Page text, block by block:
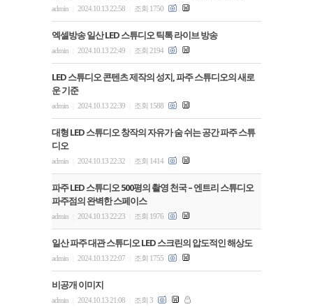
admin 2024.10.13 22:58 조회 1750
엑셀방송 일산 LED 스튜디오 틱톡 라이브 방송
admin 2024.10.13 22:49 조회 2194
LED 스튜디오 콘텐츠 제작의 성지, 파주 스튜디오의 새로
운 기준
admin 2024.10.13 22:39 조회 1588
대형 LED 스튜디오 창작의 자유가 숨 쉬는 공간 파주 스튜
디오
admin 2024.10.13 22:32 조회 1414
파주 LED 스튜디오 500평의 촬영 천국 – 엔트리 스튜디오
파주점의 완벽한 스페이스
admin 2024.10.13 22:23 조회 1976
일산 파주 대관 스튜디오 LED 스크린의 압도적인 해상도
admin 2024.10.13 22:07 조회 1755
비공개 이미지
admin 2024.10.13 21:08 조회 3